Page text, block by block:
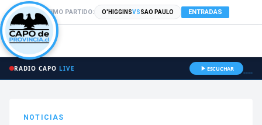
PRÓXIMO PARTIDO: O'HIGGINSVSSAO PAULO ENTRADAS
RADIO CAPO LIVE ESCUCHAR
NOTICIAS